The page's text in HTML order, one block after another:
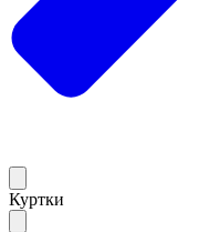
Куртки